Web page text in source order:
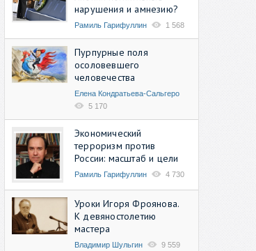
нарушения и амнезию?
Рамиль Гарифуллин 1 568
Пурпурные поля
осоловевшего
человечества
Елена Кондратьева-Сальгеро
5 170
Экономический
терроризм против
России: масштаб и цели
Рамиль Гарифуллин 4 730
Уроки Игоря Фроянова.
К девяностолетию
мастера
Владимир Шульгин 9 559